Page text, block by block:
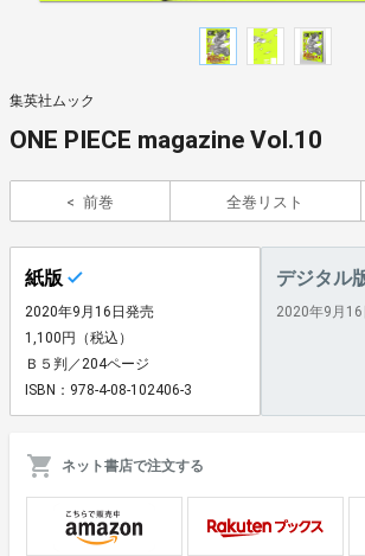
集英社ムック
ONE PIECE magazine Vol.10
前巻 全巻リスト
紙版
2020年9月16日発売
1,100円（税込）
Ｂ５判／204ページ
ISBN：978-4-08-102406-3
デジタル
2020年9月16
ネット書店で注文する